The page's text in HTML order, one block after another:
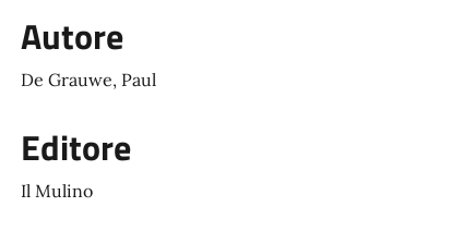
Autore
De Grauwe, Paul
Editore
Il Mulino